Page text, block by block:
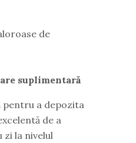
de
suplimentară
pentru a depozita
de a
zi la nivelul